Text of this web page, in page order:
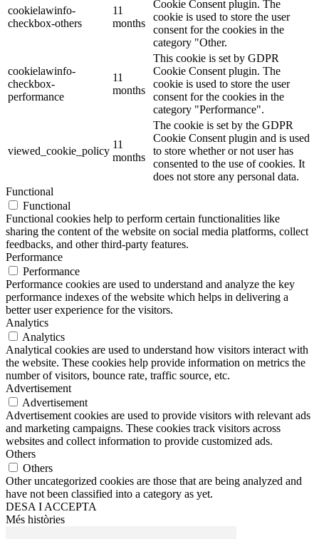
cookielawinfo-
checkbox-others
11
months
Cookie Consent plugin. The
cookie is used to store the user
consent for the cookies in the
category "Other.
cookielawinfo-
checkbox-
performance
11
months
This cookie is set by GDPR
Cookie Consent plugin. The
cookie is used to store the user
consent for the cookies in the
category "Performance".
viewed_cookie_policy
11
months
The cookie is set by the GDPR
Cookie Consent plugin and is used
to store whether or not user has
consented to the use of cookies. It
does not store any personal data.
Functional
Functional
Functional cookies help to perform certain functionalities like
sharing the content of the website on social media platforms, collect
feedbacks, and other third-party features.
Performance
Performance
Performance cookies are used to understand and analyze the key
performance indexes of the website which helps in delivering a
better user experience for the visitors.
Analytics
Analytics
Analytical cookies are used to understand how visitors interact with
the website. These cookies help provide information on metrics the
number of visitors, bounce rate, traffic source, etc.
Advertisement
Advertisement
Advertisement cookies are used to provide visitors with relevant ads
and marketing campaigns. These cookies track visitors across
websites and collect information to provide customized ads.
Others
Others
Other uncategorized cookies are those that are being analyzed and
have not been classified into a category as yet.
DESA I ACCEPTA
Més històries